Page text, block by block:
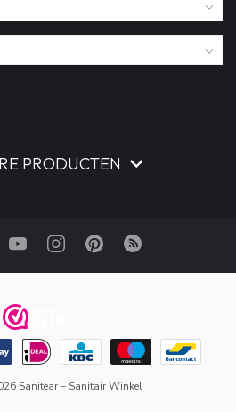
PRODUCTEN
Sanitear – Sanitair Winkel